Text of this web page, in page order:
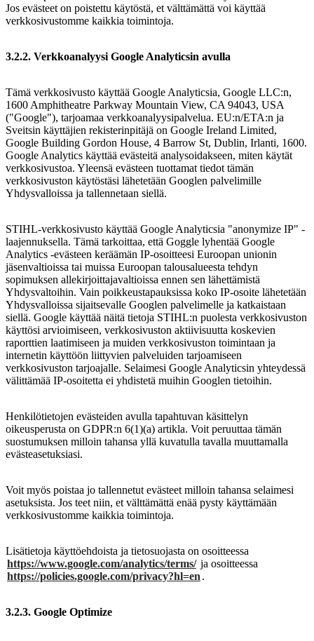
Jos evästeet on poistettu käytöstä, et välttämättä voi käyttää
verkkosivustomme kaikkia toimintoja.
3.2.2. Verkkoanalyysi Google Analyticsin avulla
Tämä verkkosivusto käyttää Google Analyticsia, Google LLC:n,
1600 Amphitheatre Parkway Mountain View, CA 94043, USA
("Google"), tarjoamaa verkkoanalyysipalvelua. EU:n/ETA:n ja
Sveitsin käyttäjien rekisterinpitäjä on Google Ireland Limited,
Google Building Gordon House, 4 Barrow St, Dublin, Irlanti, 1600.
Google Analytics käyttää evästeitä analysoidakseen, miten käytät
verkkosivustoa. Yleensä evästeen tuottamat tiedot tämän
verkkosivuston käytöstäsi lähetetään Googlen palvelimille
Yhdysvalloissa ja tallennetaan siellä.
STIHL-verkkosivusto käyttää Google Analyticsia "anonymize IP" -
laajennuksella. Tämä tarkoittaa, että Goggle lyhentää Google
Analytics -evästeen keräämän IP-osoitteesi Euroopan unionin
jäsenvaltioissa tai muissa Euroopan talousalueesta tehdyn
sopimuksen allekirjoittajavaltioissa ennen sen lähettämistä
Yhdysvaltoihin. Vain poikkeustapauksissa koko IP-osoite lähetetään
Yhdysvalloissa sijaitsevalle Googlen palvelimelle ja katkaistaan ​​
siellä. Google käyttää näitä tietoja STIHL:n puolesta verkkosivuston
käyttösi arvioimiseen, verkkosivuston aktiivisuutta koskevien
raporttien laatimiseen ja muiden verkkosivuston toimintaan ja
internetin käyttöön liittyvien palveluiden tarjoamiseen
verkkosivuston tarjoajalle. Selaimesi Google Analyticsin yhteydessä
välittämää IP-osoitetta ei yhdistetä muihin Googlen tietoihin.
Henkilötietojen evästeiden avulla tapahtuvan käsittelyn
oikeusperusta on GDPR:n 6(1)(a) artikla. Voit peruuttaa tämän
suostumuksen milloin tahansa yllä kuvatulla tavalla muuttamalla
evästeasetuksiasi.
Voit myös poistaa jo tallennetut evästeet milloin tahansa selaimesi
asetuksista. Jos teet niin, et välttämättä enää pysty käyttämään
verkkosivustomme kaikkia toimintoja.
Lisätietoja käyttöehdoista ja tietosuojasta on osoitteessa
https://www.google.com/analytics/terms/ ja osoitteessa
https://policies.google.com/privacy?hl=en .
3.2.3. Google Optimize